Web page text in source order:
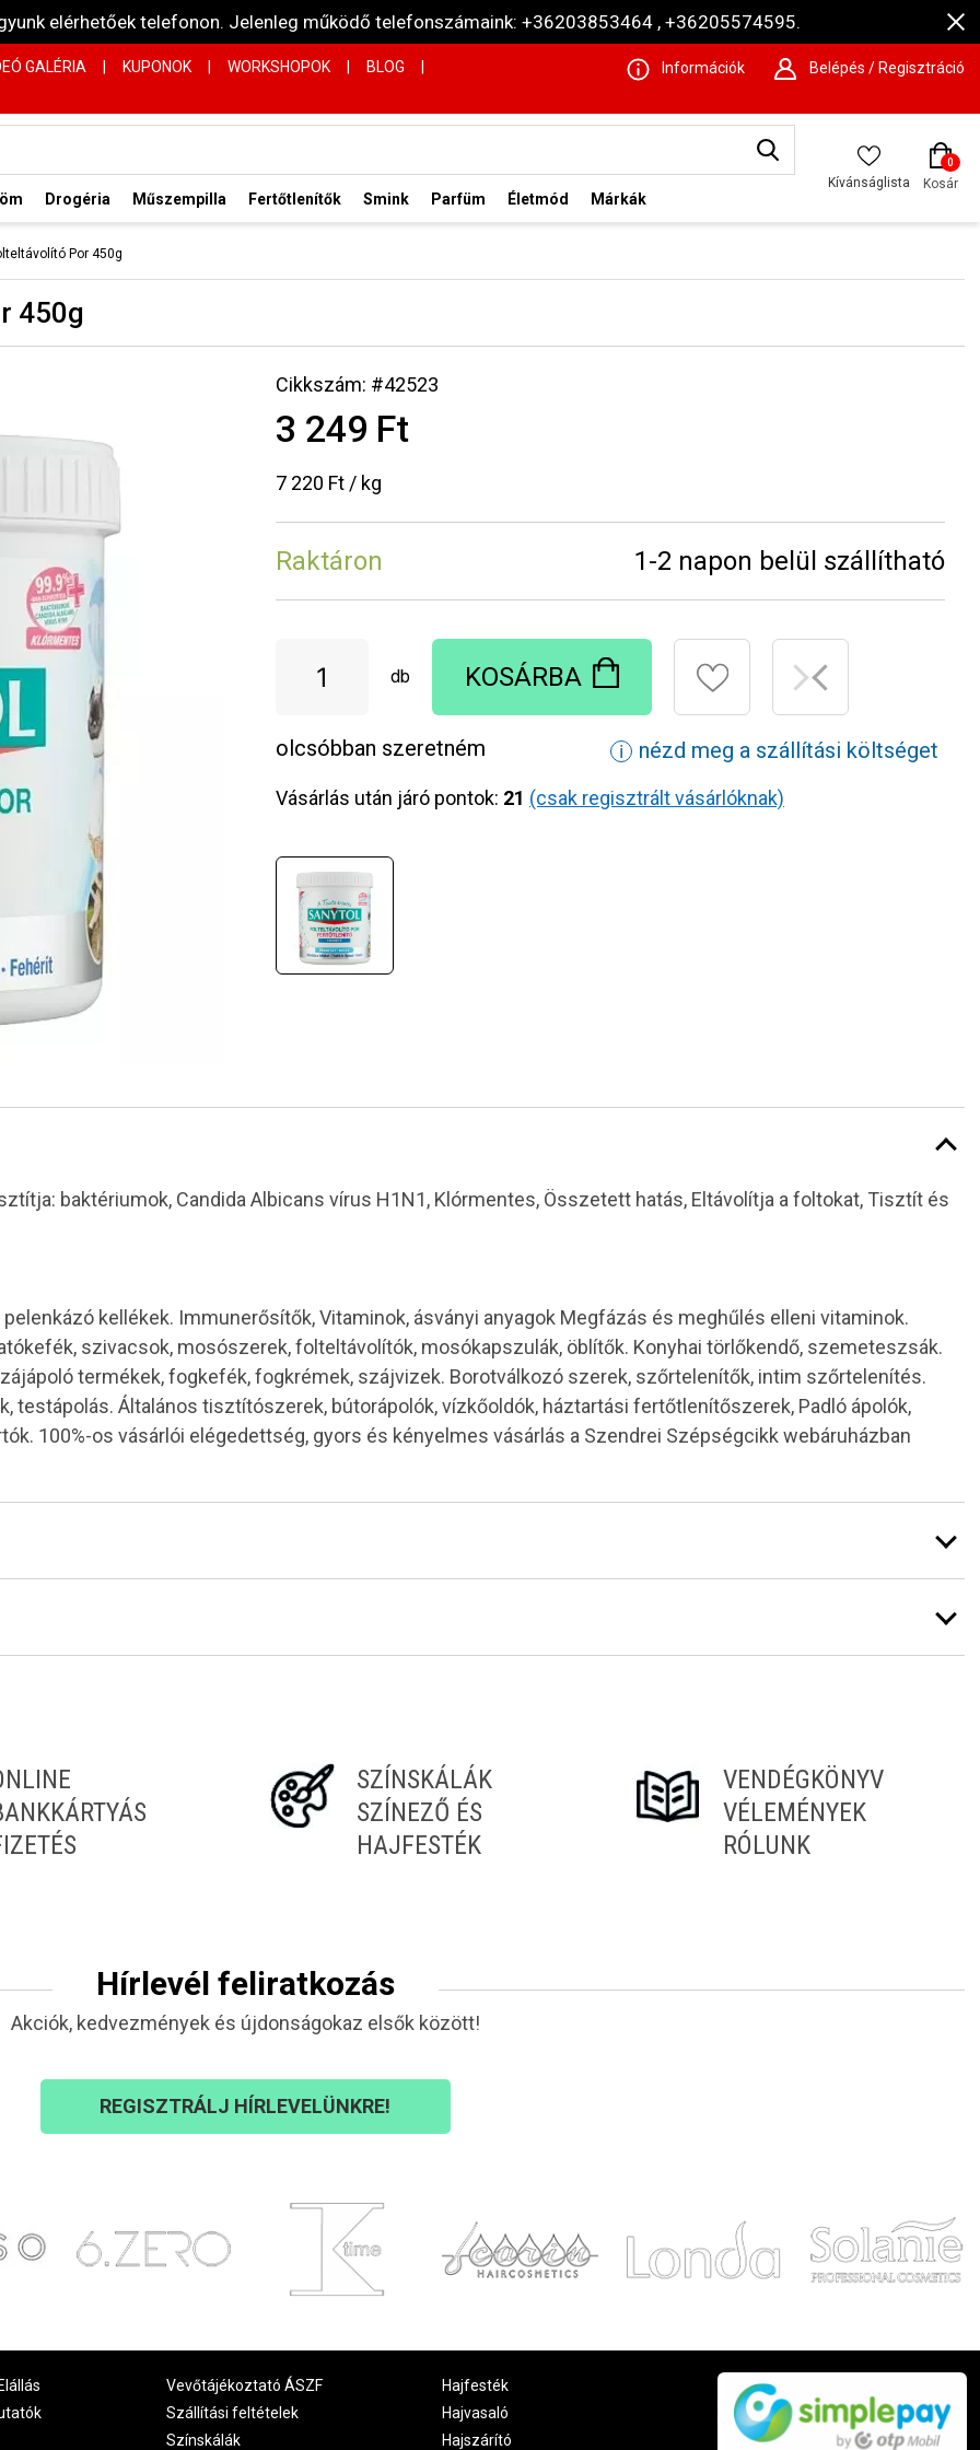
elérhetőek telefonon. Jelenleg működő telefonszámaink: +36203853464 , +36205574595.
GALÉRIA KUPONOK WORKSHOPOK BLOG Információk Belépés / Regisztráció
Drogéria Műszempilla Fertőtlenítők Smink Parfüm Életmód Márkák
Kívánságlista
0
Kosár
Por 450g
450g
Cikkszám: #42523
3 249 Ft
7 220 Ft / kg
Raktáron 1-2 napon belül szállítható
db KOSÁRBA
olcsóbban szeretném ℹ nézd meg a szállítási költséget
Vásárlás után járó pontok: 21 (csak regisztrált vásárlóknak)
baktériumok, Candida Albicans vírus H1N1, Klórmentes, Összetett hatás, Eltávolítja a foltokat, Tisztít és
kellékek. Immunerősítők, Vitaminok, ásványi anyagok Megfázás és meghűlés elleni vitaminok.
szivacsok, mosószerek, folteltávolítók, mosókapszulák, öblítők. Konyhai törlőkendő, szemeteszsák.
termékek, fogkefék, fogkrémek, szájvizek. Borotválkozó szerek, szőrtelenítők, intim szőrtelenítés.
testápolás. Általános tisztítószerek, bútorápolók, vízkőoldók, háztartási fertőtlenítőszerek, Padló ápolók,
100%-os vásárlói elégedettség, gyors és kényelmes vásárlás a Szendrei Szépségcikk webáruházban
SZÍNSKÁLÁK
SZÍNEZŐ ÉS
HAJFESTÉK
VENDÉGKÖNYV
VÉLEMÉNYEK
RÓLUNK
Hírlevél feliratkozás
Akciók, kedvezmények és újdonságokaz elsők között!
REGISZTRÁLJ HÍRLEVELÜNKRE!
Vevőtájékoztató ÁSZF
Szállítási feltételek
Színskálák
Hajfesték
Hajvasaló
Hajszárító